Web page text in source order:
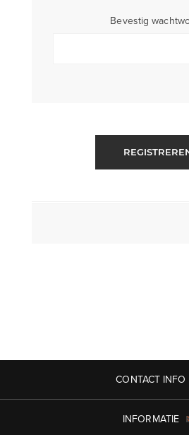
Bevestig
CONTACT INFO
INFORMATIE